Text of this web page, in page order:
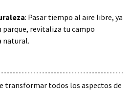
: Pasar tiempo al aire libre, ya
parque, revitaliza tu campo
natural.
transformar todos los aspectos de